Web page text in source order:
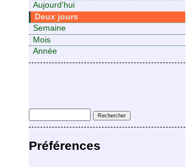
Aujourd’hui
Deux jours
Semaine
Mois
Année
Préférences